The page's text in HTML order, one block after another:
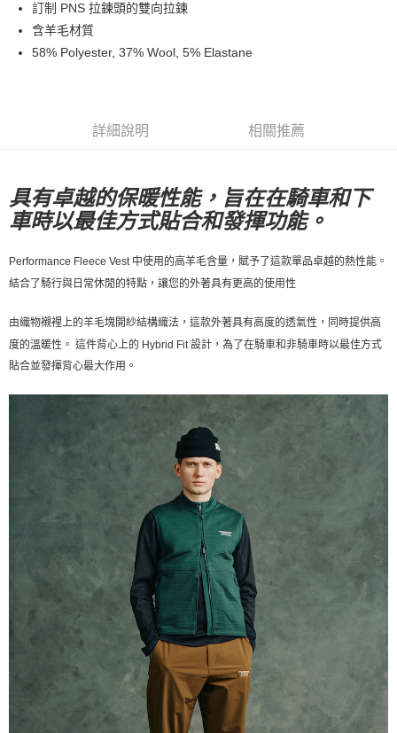
全家店到店
每筆NT$80，滿NT$10,000(含以上)免運費
每筆NT$80，滿NT$10,000(含以上)免運費
每筆NT$130，滿NT$10,000(含以上)免運費
訂制 PNS 拉鍊頭的雙向拉鍊
含羊毛材質
58% Polyester, 37% Wool, 5% Elastane
詳細說明 相關推薦
具有卓越的保暖性能，旨在在騎車和下
車時以最佳方式貼合和發揮功能。
Performance Fleece Vest 中使用的高羊毛含量，賦予了這款單品卓越的熱性能。
結合了騎行與日常休閒的特點，讓您的外著具有更高的使用性
由織物襯裡上的羊毛塊開紗結構織法，這款外著具有高度的透氣性，同時提供高
度的溫暖性。 這件背心上的 Hybrid Fit 設計，為了在騎車和非騎車時以最佳方式
貼合並發揮背心最大作用。